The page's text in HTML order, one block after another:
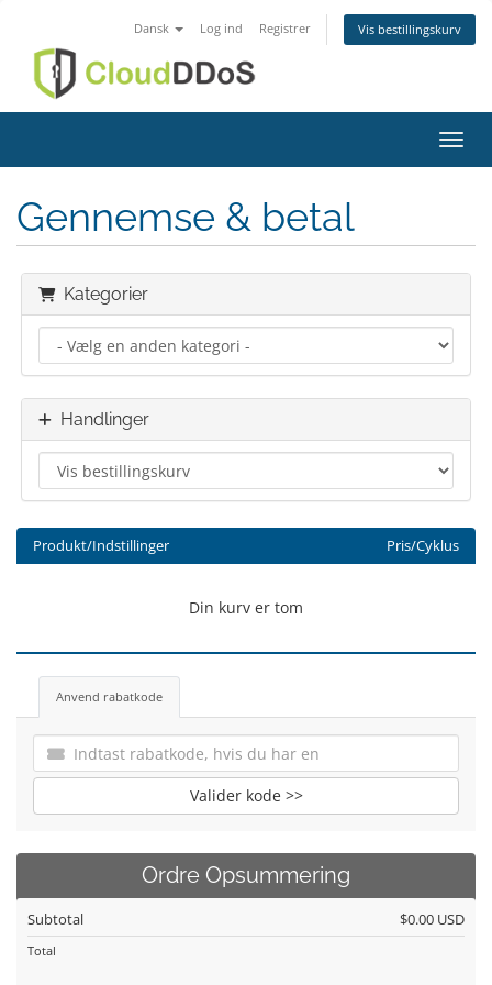
Dansk Log ind Registrer Vis bestillingskurv
Skift
Gennemse & betal
Kategorier
Handlinger
Produkt/Indstillinger Pris/Cyklus
Din kurv er tom
Anvend rabatkode
Valider kode >>
Ordre Opsummering
Subtotal $0.00 USD
Total